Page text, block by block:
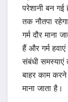
परेशानी बन
तक नौतपा
गर्म दौर माना
हैं और गर्म
संबंधी समस्याएं
बाहर काम करने
माना जाता है।